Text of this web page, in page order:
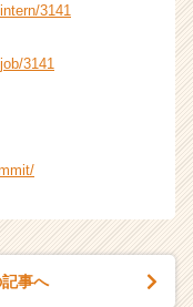
3141
3141
事へ